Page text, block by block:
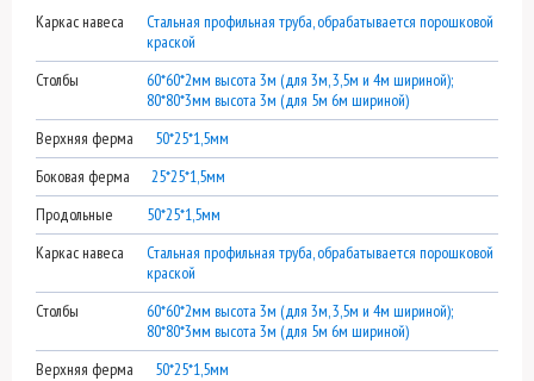
Каркас навеса
Стальная профильная труба, обрабатывается порошковой
краской
Столбы
60*60*2мм высота 3м (для 3м, 3,5м и 4м шириной);
80*80*3мм высота 3м (для 5м 6м шириной)
Верхняя ферма
50*25*1,5мм
Боковая ферма
25*25*1,5мм
Продольные
50*25*1,5мм
Каркас навеса
Стальная профильная труба, обрабатывается порошковой
краской
Столбы
60*60*2мм высота 3м (для 3м, 3,5м и 4м шириной);
80*80*3мм высота 3м (для 5м 6м шириной)
Верхняя ферма
50*25*1,5мм